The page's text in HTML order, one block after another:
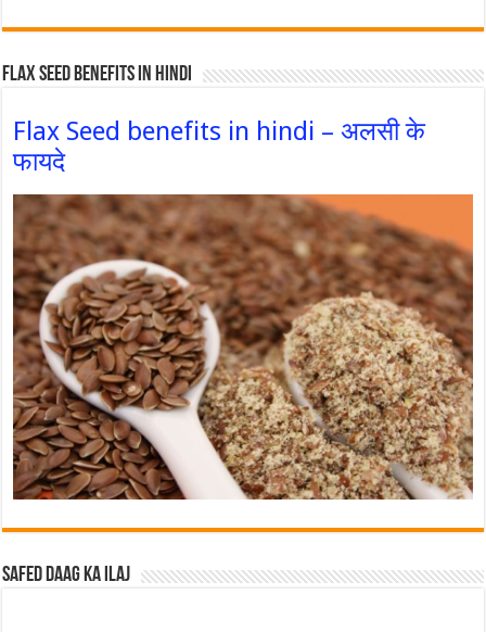
Flax Seed Benefits in hindi
Flax Seed benefits in hindi – अलसी के
फायदे
Safed Daag ka ilaj